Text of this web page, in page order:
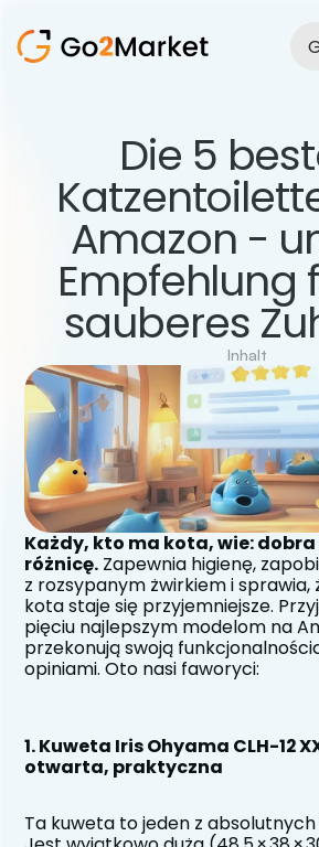
Realisationen
Fallstudie
Blog
Über uns
Dienstleistungen
Die 5
Amazon -
Empfehlung
sauberes
Inhalt
Każdy, kto ma kota, wie:
różnicę. Zapewnia higienę,
z rozsypanym żwirkiem i sprawia,
kota staje się przyjemniejsze.
pięciu najlepszym modelom na
przekonują swoją
opiniami. Oto nasi faworyci:
1. Kuweta Iris Ohyama CLH-12
otwarta, praktyczna
Ta kuweta to jeden z